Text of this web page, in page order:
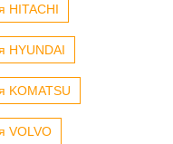
HITACHI
HYUNDAI
KOMATSU
VOLVO